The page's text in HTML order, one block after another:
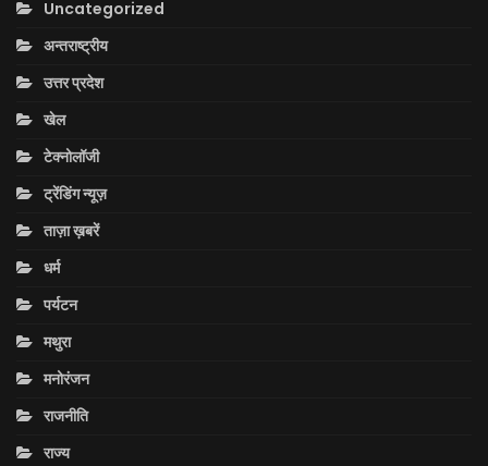
Uncategorized
अन्तराष्ट्रीय
उत्तर प्रदेश
खेल
टेक्नोलॉजी
ट्रेंडिंग न्यूज़
ताज़ा ख़बरें
धर्म
पर्यटन
मथुरा
मनोरंजन
राजनीति
राज्य